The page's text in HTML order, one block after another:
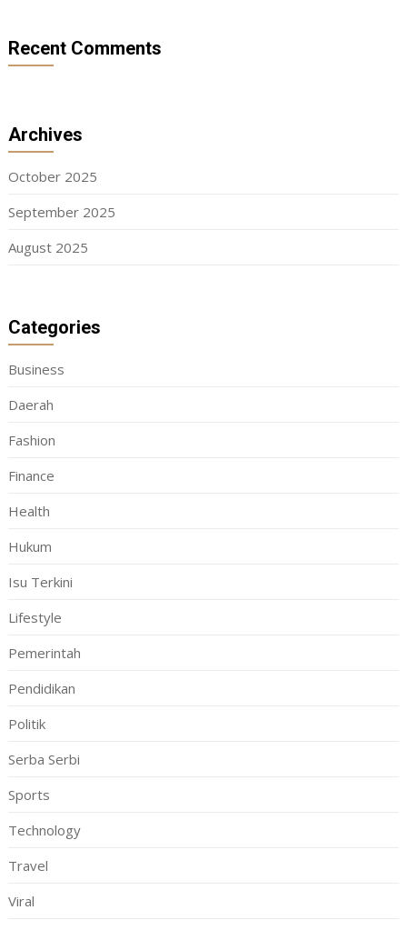
Recent Comments
Archives
October 2025
September 2025
August 2025
Categories
Business
Daerah
Fashion
Finance
Health
Hukum
Isu Terkini
Lifestyle
Pemerintah
Pendidikan
Politik
Serba Serbi
Sports
Technology
Travel
Viral